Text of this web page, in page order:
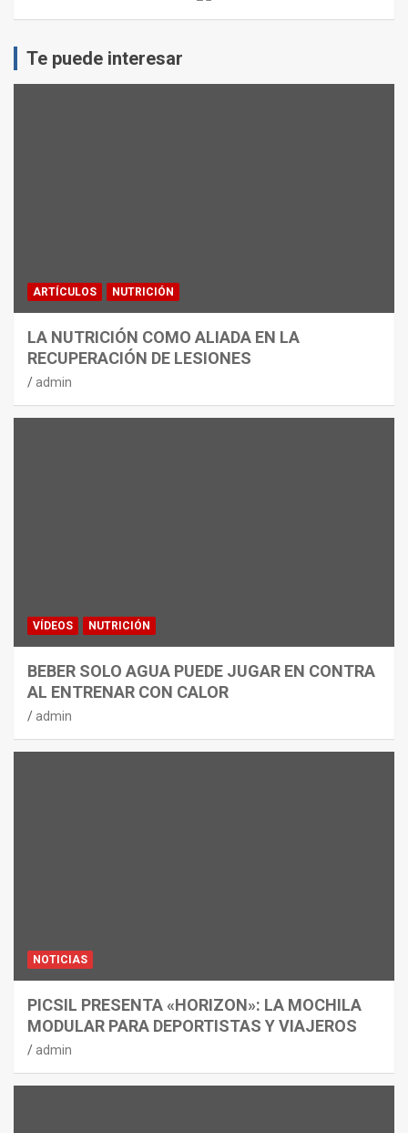
Te puede interesar
ARTÍCULOS NUTRICIÓN
LA NUTRICIÓN COMO ALIADA EN LA
RECUPERACIÓN DE LESIONES
admin
VÍDEOS NUTRICIÓN
BEBER SOLO AGUA PUEDE JUGAR EN CONTRA
AL ENTRENAR CON CALOR
admin
NOTICIAS
PICSIL PRESENTA «HORIZON»: LA MOCHILA
MODULAR PARA DEPORTISTAS Y VIAJEROS
admin